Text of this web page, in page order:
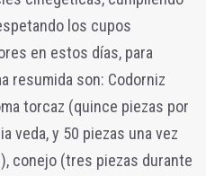
los cupos
en estos días, para
resumida son: Codorniz
torcaz (quince piezas por
veda, y 50 piezas una vez
conejo (tres piezas durante